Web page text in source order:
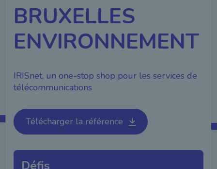
BRUXELLES
ENVIRONNEMENT
IRISnet, un one-stop shop pour les services de
télécommunications
Télécharger la référence
Défis